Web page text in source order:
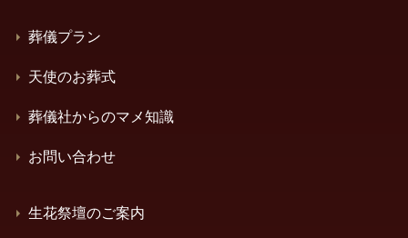
葬儀プラン
天使のお葬式
葬儀社からのマメ知識
お問い合わせ
生花祭壇のご案内